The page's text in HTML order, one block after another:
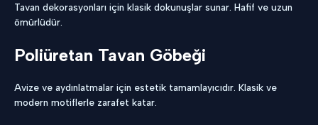
Tavan dekorasyonları için klasik dokunuşlar sunar. Hafif ve uzun
ömürlüdür.
Poliüretan Tavan Göbeği
Avize ve aydınlatmalar için estetik tamamlayıcıdır. Klasik ve
modern motiflerle zarafet katar.